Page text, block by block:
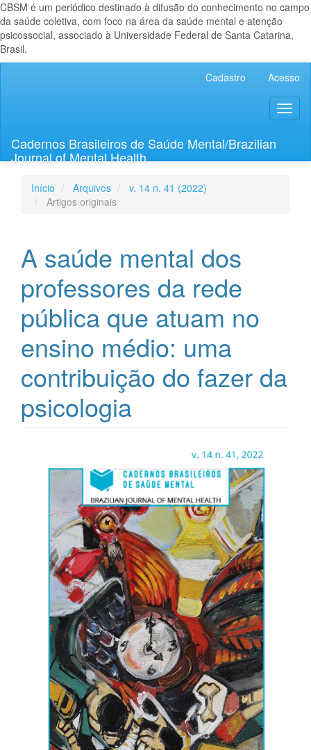
CBSM é um periódico destinado à difusão do conhecimento no campo
da saúde coletiva, com foco na área da saúde mental e atenção
psicossocial, associado à Universidade Federal de Santa Catarina,
Brasil.
Lateral
Cadastro Acesso
Cadernos Brasileiros de Saúde Mental/Brazilian
Journal of Mental Health
Início Arquivos
v. 14 n. 41 (2022)
Artigos originais
A saúde mental dos
professores da rede
pública que atuam no
ensino médio: uma
contribuição do fazer da
psicologia
lateral
artigos